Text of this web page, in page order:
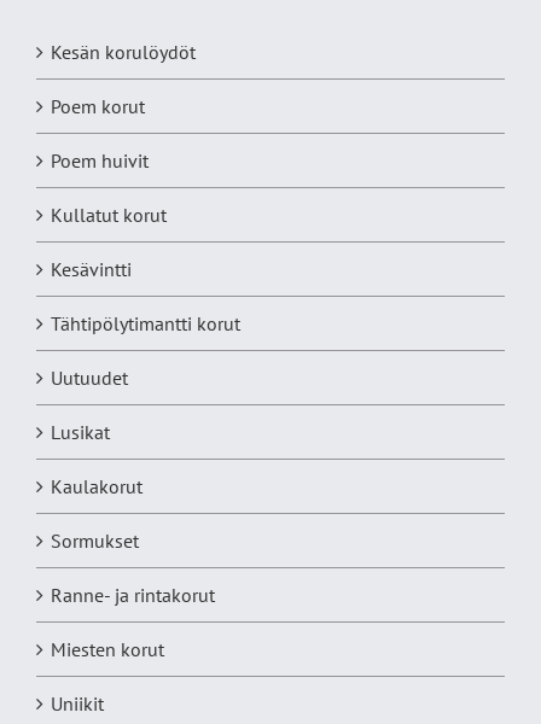
Kesän korulöydöt
Poem korut
Poem huivit
Kullatut korut
Kesävintti
Tähtipölytimantti korut
Uutuudet
Lusikat
Kaulakorut
Sormukset
Ranne- ja rintakorut
Miesten korut
Uniikit